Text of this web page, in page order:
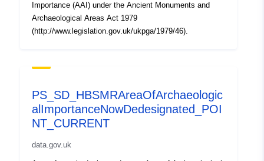
Importance (AAI) under the Ancient Monuments and
Archaeological Areas Act 1979
(http://www.legislation.gov.uk/ukpga/1979/46).
PS_SD_HBSMRAreaOfArchaeologic
alImportanceNowDedesignated_POI
NT_CURRENT
data.gov.uk